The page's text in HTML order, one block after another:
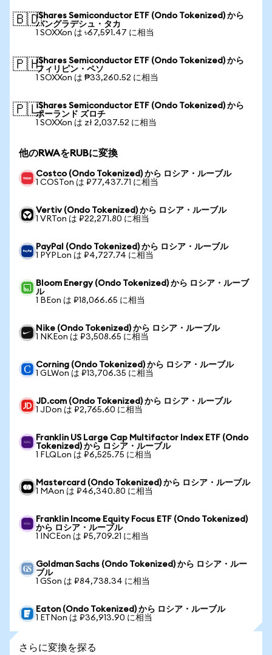
🇧🇩iShares Semiconductor ETF (Ondo Tokenized) から
バングラデシュ・タカ
1 SOXXon は ৳67,591.47 に相当
🇵🇭iShares Semiconductor ETF (Ondo Tokenized) から
フィリピン・ペソ
1 SOXXon は ₱33,260.52 に相当
🇵🇱iShares Semiconductor ETF (Ondo Tokenized) から
ポーランド ズロチ
1 SOXXon は zł 2,037.52 に相当
他のRWAをRUBに変換
Costco (Ondo Tokenized) から ロシア・ルーブル
1 COSTon は ₽77,437.71 に相当
Vertiv (Ondo Tokenized) から ロシア・ルーブル
1 VRTon は ₽22,271.80 に相当
PayPal (Ondo Tokenized) から ロシア・ルーブル
1 PYPLon は ₽4,727.74 に相当
Bloom Energy (Ondo Tokenized) から ロシア・ルーブ
ル
1 BEon は ₽18,066.65 に相当
Nike (Ondo Tokenized) から ロシア・ルーブル
1 NKEon は ₽3,508.65 に相当
Corning (Ondo Tokenized) から ロシア・ルーブル
1 GLWon は ₽13,706.35 に相当
JD.com (Ondo Tokenized) から ロシア・ルーブル
1 JDon は ₽2,765.60 に相当
Franklin US Large Cap Multifactor Index ETF (Ondo
Tokenized) から ロシア・ルーブル
1 FLQLon は ₽6,525.75 に相当
Mastercard (Ondo Tokenized) から ロシア・ルーブル
1 MAon は ₽46,340.80 に相当
Franklin Income Equity Focus ETF (Ondo Tokenized)
から ロシア・ルーブル
1 INCEon は ₽5,709.21 に相当
Goldman Sachs (Ondo Tokenized) から ロシア・ルー
ブル
1 GSon は ₽84,738.34 に相当
Eaton (Ondo Tokenized) から ロシア・ルーブル
1 ETNon は ₽36,913.90 に相当
さらに変換を探る